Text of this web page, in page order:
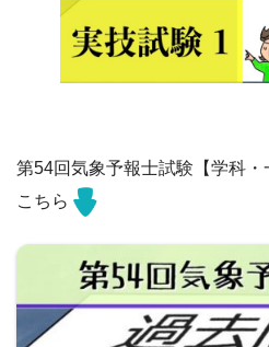
第54回気象予報士試験【学科
こちら